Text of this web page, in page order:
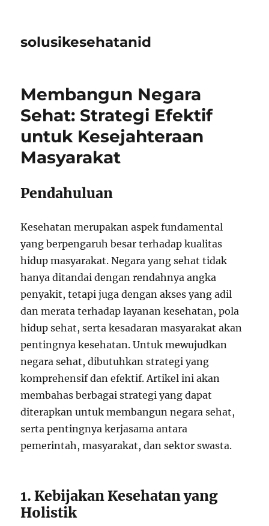
solusikesehatanid
Membangun Negara
Sehat: Strategi Efektif
untuk Kesejahteraan
Masyarakat
Pendahuluan
Kesehatan merupakan aspek fundamental
yang berpengaruh besar terhadap kualitas
hidup masyarakat. Negara yang sehat tidak
hanya ditandai dengan rendahnya angka
penyakit, tetapi juga dengan akses yang adil
dan merata terhadap layanan kesehatan, pola
hidup sehat, serta kesadaran masyarakat akan
pentingnya kesehatan. Untuk mewujudkan
negara sehat, dibutuhkan strategi yang
komprehensif dan efektif. Artikel ini akan
membahas berbagai strategi yang dapat
diterapkan untuk membangun negara sehat,
serta pentingnya kerjasama antara
pemerintah, masyarakat, dan sektor swasta.
1. Kebijakan Kesehatan yang
Holistik